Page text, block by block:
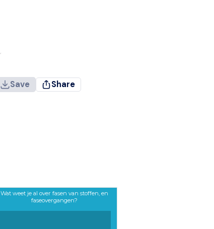
Save Share
Wat weet je al over fasen van stoffen, en
faseovergangen?